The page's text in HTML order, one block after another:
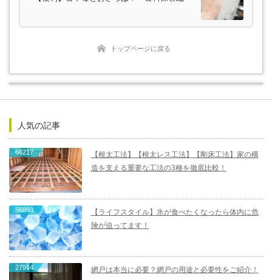
トップページに戻る
人気の記事
66217
【根太工法】【根太レス工法】【剛床工法】家の構
造を支える重要な工法の3種を徹底比較！
56893
【ライフスタイル】氷が食べたくなったら体内に危
険が迫ってます！
27914 網戸は本当に必要？網戸の用途と必要性をご紹介！